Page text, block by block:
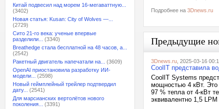
Китай подвесил над морем 16-мегаваттную...
(3402)
Новая статья: Kusan: City of Wolves —...
(2729)
Сито 21-го века: ученые впервые
разделили...
(3340)
Breathedge стала бесплатной на 48 часов, а...
(2542)
Ракетный двигатель напечатали на...
(3609)
OpenAI приостановила разработку ИИ-
модели...
(2598)
Новый геймплейный трейлер подтвердил
дату...
(2541)
Для марсианских вертолётов нового
поколения...
(3391)
Подробнее на 3Dnews.ru
Предыдущие
3Dnews.ru , 2025-03-16
CoolIT представила
CoolIT Systems
мощностью 4 кВт. Это
97 % тепла от 4-кВт
эквивалентно 1,5